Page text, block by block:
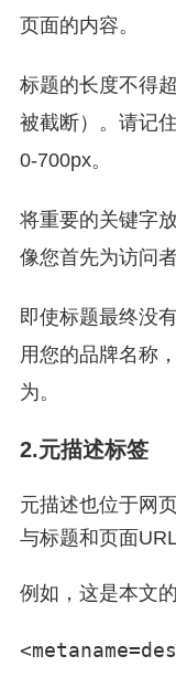
页面的内容。
标题的长度不得
被截断）。请记
0-700px。
将重要的关键字
像您首先为访问
即使标题最终没
用您的品牌名称
为。
2.元描述标签
元描述也位于网
与标题和页面
例如，这是本文
<metaname=